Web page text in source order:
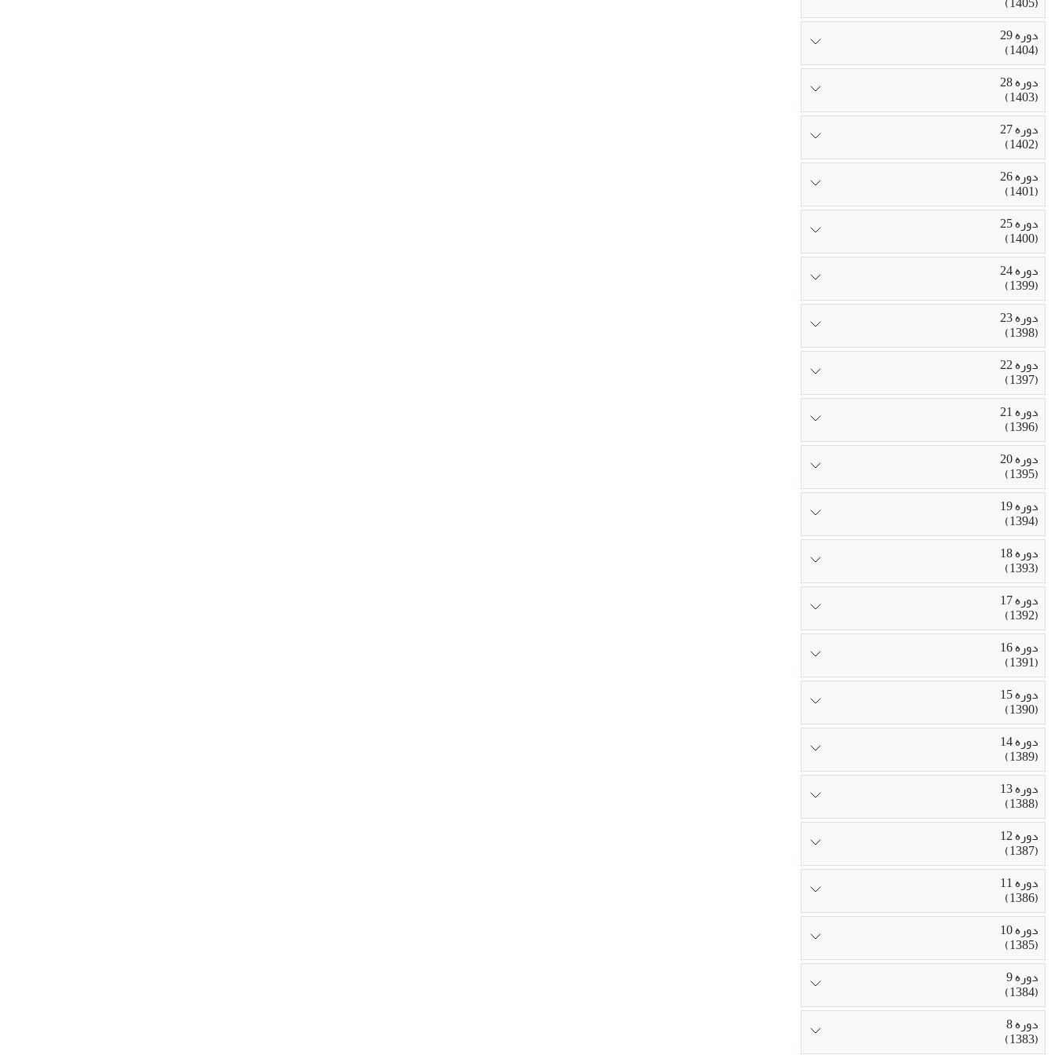
دوره 29
(1404)
دوره 28
(1403)
دوره 27
(1402)
دوره 26
(1401)
دوره 25
(1400)
دوره 24
(1399)
دوره 23
(1398)
دوره 22
(1397)
دوره 21
(1396)
دوره 20
(1395)
دوره 19
(1394)
دوره 18
(1393)
دوره 17
(1392)
دوره 16
(1391)
دوره 15
(1390)
دوره 14
(1389)
دوره 13
(1388)
دوره 12
(1387)
دوره 11
(1386)
دوره 10
(1385)
دوره 9
(1384)
دوره 8
(1383)